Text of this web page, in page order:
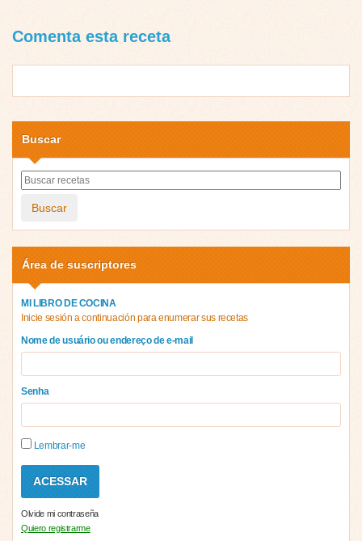
Comenta esta receta
Buscar
Buscar
Área de suscriptores
MI LIBRO DE COCINA
Inicie sesión a continuación para enumerar sus recetas
Nome de usuário ou endereço de e-mail
Senha
Lembrar-me
Olvide mi contraseña
Quiero registrarme